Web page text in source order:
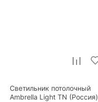
Светильник потолочный
Ambrella Light TN (Россия)